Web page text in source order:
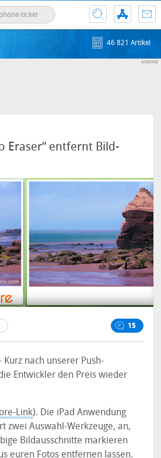
ticker
46 821 Artikel
Eraser“ entfernt Bild-
15
Kurz nach unserer Push-
Entwickler den Preis wieder
Link). Die iPad Anwendung
zwei Auswahl-Werkzeuge, an,
Bildausschnitte markieren
euren Fotos entfernen lassen.